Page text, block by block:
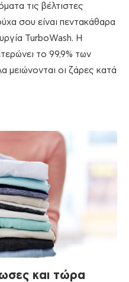
τις βέλτιστες
σου είναι πεντακάθαρα
TurboWash. Η
το 99,9% των
μειώνονται οι ζάρες κατά
και τώρα